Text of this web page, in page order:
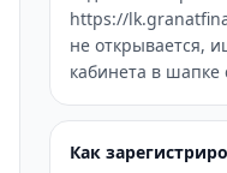
https://
не открывается,
кабинета в
Как